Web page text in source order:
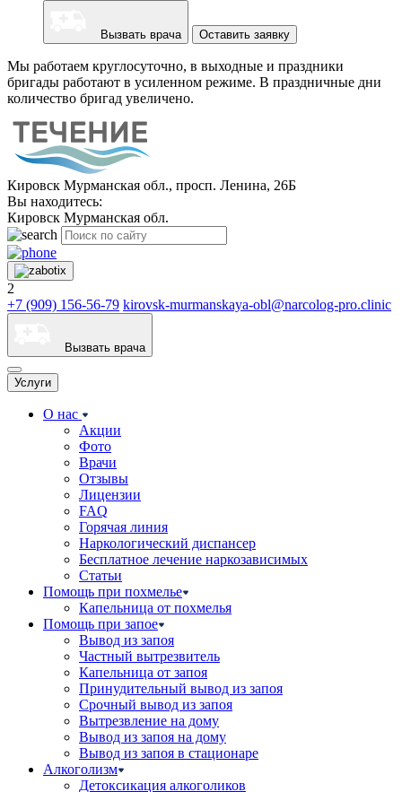
Вызвать врача Оставить заявку
Мы работаем круглосуточно, в выходные и праздники
бригады работают в усиленном режиме. В праздничные дни
количество бригад увеличено.
Кировск Мурманская обл., просп. Ленина, 26Б
Вы находитесь:
Кировск Мурманская обл.
2
+7 (909) 156-56-79 kirovsk-murmanskaya-obl@narcolog-pro.clinic
Вызвать врача
Услуги
О нас
Акции
Фото
Врачи
Отзывы
Лицензии
FAQ
Горячая линия
Наркологический диспансер
Бесплатное лечение наркозависимых
Статьи
Помощь при похмелье
Капельница от похмелья
Помощь при запое
Вывод из запоя
Частный вытрезвитель
Капельница от запоя
Принудительный вывод из запоя
Срочный вывод из запоя
Вытрезвление на дому
Вывод из запоя на дому
Вывод из запоя в стационаре
Алкоголизм
Детоксикация алкоголиков